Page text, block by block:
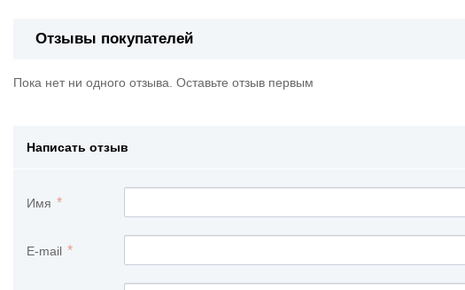
Отзывы покупателей
Пока нет ни одного отзыва. Оставьте отзыв первым
Написать отзыв
Имя
E-mail